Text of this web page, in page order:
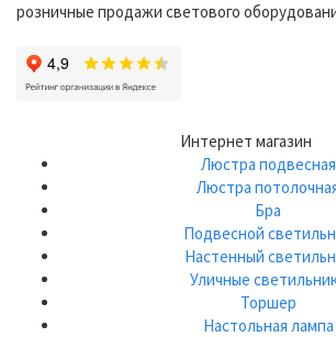
розничные продажи светового
Интернет магазин
Люстра подвесная
Люстра
Бра
Подвесной
Настенный
Уличные
Торшер
Настольная лампа